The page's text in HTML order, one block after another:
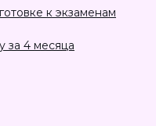
к экзаменам
за 4 месяца